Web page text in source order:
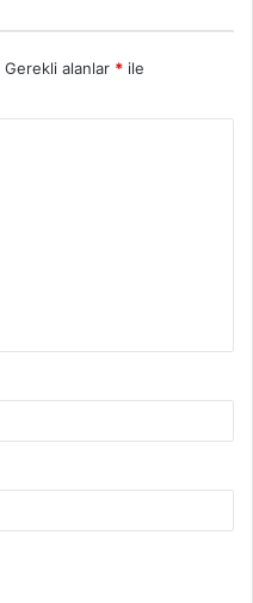
Gerekli alanlar * ile